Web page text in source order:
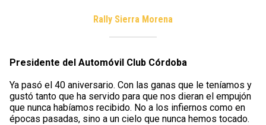
Rally Sierra Morena
Presidente del Automóvil Club Córdoba
Ya pasó el 40 aniversario. Con las ganas que le teníamos y
gustó tanto que ha servido para que nos dieran el empujón
que nunca habíamos recibido. No a los infiernos como en
épocas pasadas, sino a un cielo que nunca hemos tocado.